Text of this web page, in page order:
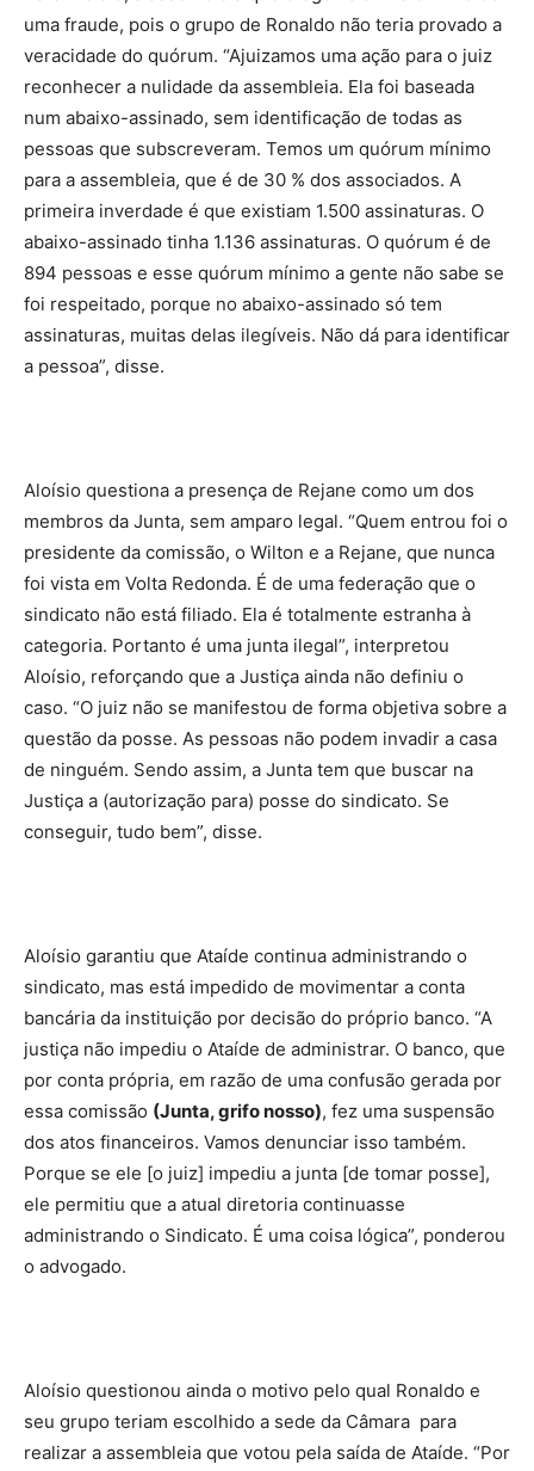
uma fraude, pois o grupo de Ronaldo não teria provado a
veracidade do quórum. “Ajuizamos uma ação para o juiz
reconhecer a nulidade da assembleia. Ela foi baseada
num abaixo-assinado, sem identificação de todas as
pessoas que subscreveram. Temos um quórum mínimo
para a assembleia, que é de 30 % dos associados. A
primeira inverdade é que existiam 1.500 assinaturas. O
abaixo-assinado tinha 1.136 assinaturas. O quórum é de
894 pessoas e esse quórum mínimo a gente não sabe se
foi respeitado, porque no abaixo-assinado só tem
assinaturas, muitas delas ilegíveis. Não dá para identificar
a pessoa”, disse.
Aloísio questiona a presença de Rejane como um dos
membros da Junta, sem amparo legal. “Quem entrou foi o
presidente da comissão, o Wilton e a Rejane, que nunca
foi vista em Volta Redonda. É de uma federação que o
sindicato não está filiado. Ela é totalmente estranha à
categoria. Portanto é uma junta ilegal”, interpretou
Aloísio, reforçando que a Justiça ainda não definiu o
caso. “O juiz não se manifestou de forma objetiva sobre a
questão da posse. As pessoas não podem invadir a casa
de ninguém. Sendo assim, a Junta tem que buscar na
Justiça a (autorização para) posse do sindicato. Se
conseguir, tudo bem”, disse.
Aloísio garantiu que Ataíde continua administrando o
sindicato, mas está impedido de movimentar a conta
bancária da instituição por decisão do próprio banco. “A
justiça não impediu o Ataíde de administrar. O banco, que
por conta própria, em razão de uma confusão gerada por
essa comissão (Junta, grifo nosso), fez uma suspensão
dos atos financeiros. Vamos denunciar isso também.
Porque se ele [o juiz] impediu a junta [de tomar posse],
ele permitiu que a atual diretoria continuasse
administrando o Sindicato. É uma coisa lógica”, ponderou
o advogado.
Aloísio questionou ainda o motivo pelo qual Ronaldo e
seu grupo teriam escolhido a sede da Câmara para
realizar a assembleia que votou pela saída de Ataíde. “Por